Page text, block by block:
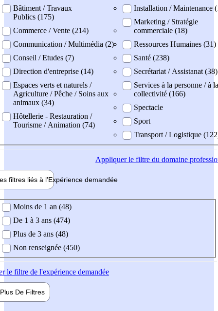
Bâtiment / Travaux
Publics (175)
Commerce / Vente (214)
Communication / Multimédia (2)
Conseil / Etudes (7)
Direction d'entreprise (14)
Espaces verts et naturels /
Agriculture / Pêche / Soins aux
animaux (34)
Hôtellerie - Restauration /
Tourisme / Animation (74)
Installation / Maintenance
Marketing / Stratégie
commerciale (18)
Ressources Humaines (31)
Santé (238)
Secrétariat / Assistanat (38)
Services à la personne / à la
collectivité (166)
Spectacle
Sport
Transport / Logistique
Appliquerle filtre du domaine
filtres liés à l'Expérience demandée
demandée
Moins de 1 an (48)
De 1 à 3 ans (474)
Plus de 3 ans (48)
Non renseignée (450)
le filtre de l'expérience demandée
Plus De Filtres